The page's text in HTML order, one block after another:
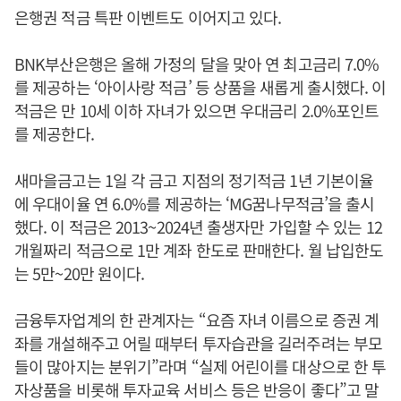
은행권 적금 특판 이벤트도 이어지고 있다.
BNK부산은행은 올해 가정의 달을 맞아 연 최고금리 7.0%
를 제공하는 ‘아이사랑 적금’ 등 상품을 새롭게 출시했다. 이
적금은 만 10세 이하 자녀가 있으면 우대금리 2.0%포인트
를 제공한다.
새마을금고는 1일 각 금고 지점의 정기적금 1년 기본이율
에 우대이율 연 6.0%를 제공하는 ‘MG꿈나무적금’을 출시
했다. 이 적금은 2013~2024년 출생자만 가입할 수 있는 12
개월짜리 적금으로 1만 계좌 한도로 판매한다. 월 납입한도
는 5만~20만 원이다.
금융투자업계의 한 관계자는 “요즘 자녀 이름으로 증권 계
좌를 개설해주고 어릴 때부터 투자습관을 길러주려는 부모
들이 많아지는 분위기”라며 “실제 어린이를 대상으로 한 투
자상품을 비롯해 투자교육 서비스 등은 반응이 좋다”고 말